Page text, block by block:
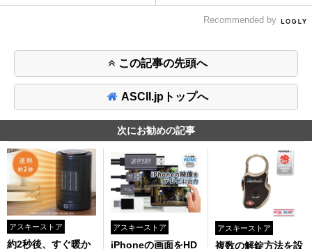
Recommended by
この記事の先頭へ
ASCII.jpトップへ
次にお勧めの記事
アスキーストア
約2秒後、すぐ暖か
アスキーストア
iPhoneの画面をHD
アスキーストア
複数の解錠方法を設